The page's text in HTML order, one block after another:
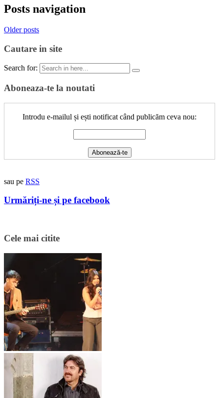
Posts navigation
Older posts
Cautare in site
Search for:
Aboneaza-te la noutati
Introdu e-mailul și ești notificat când publicăm ceva nou:
sau pe RSS
Urmăriți-ne și pe facebook
Cele mai citite